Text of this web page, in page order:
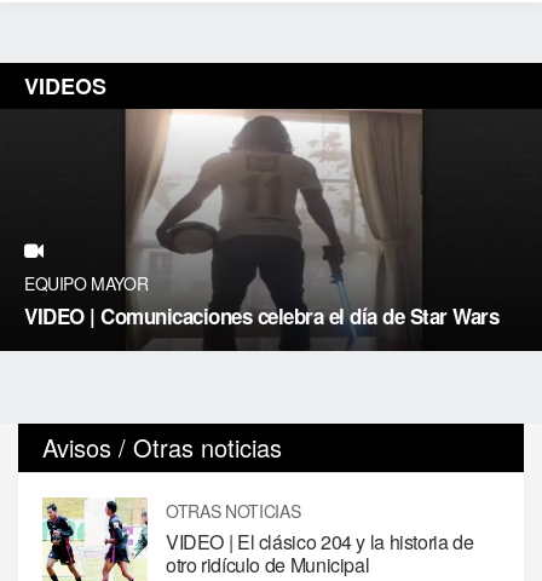
VIDEOS
EQUIPO MAYOR
VIDEO | Comunicaciones celebra el día de Star Wars
Avisos / Otras noticias
OTRAS NOTICIAS
VIDEO | El clásico 204 y la historia de
otro ridículo de Municipal